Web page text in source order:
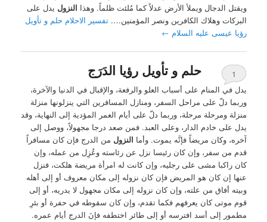
ويقتل الدجال ويملأ الأرض عدلاً كما مُلئت ظلماً. وهذا النزول يدل على
البركات وهلاك الكافرين ونصر المؤمنين….تفسير الاحلام حلم و تأويل
رؤيا عيسى عليه السلام ←
حلم و تأويل رؤيا الدَرَج
1
يدل في المنام على أسباب العلو والرفعة، والإقبال في الدنيا والآخرة،
وربما دلّ على مراحل السفر، ومنازل المسافرين التي ينزلونها منزلة
منزلة ومرحلة مرحلة، وربما دلّ على أيام العمر المؤدية إلى النهاية، وقد
يدل على خادم الدار، وعلى العبد. فمن صعد درجا مجهولاً، ووصل إلى
آخره، وكان مريضاً فإنَّه يموت. وأما النزول من الدرج فإن كان مسافراً
قدم من سفر، وإن كان رئيسا نزل عن رئاسته وعُزِل من عمله، وإن
كان راكبا مشى على رجليه، وإن كانت له امرأة مريضة هلكت، فنزل
عنها إن كان هو المريض فإن كان نزوله إلى مكان معروف أو إلى أهله
وبيته أفاق من علته، وإن كان نزوله إلى مكان مجهول لا يدريه، أو إلى
قوم موتى كان يعرفهم فكما تقدم، وإن كان سقوطه في حفرة أو بئرِ
مطمور إلى أسد افترسه أو إلى طائر اختطفه فإنَ الدرج أيام عمره.